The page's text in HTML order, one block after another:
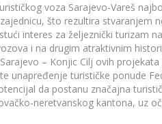
voza Sarajevo-Vareš
što rezultira stvaranjem
interes za željeznički turizam
i na drugim atraktivnim
– Konjic Cilj ovih
unapređenje turističke ponude
da postanu značajna
neretvanskog kantona, uz